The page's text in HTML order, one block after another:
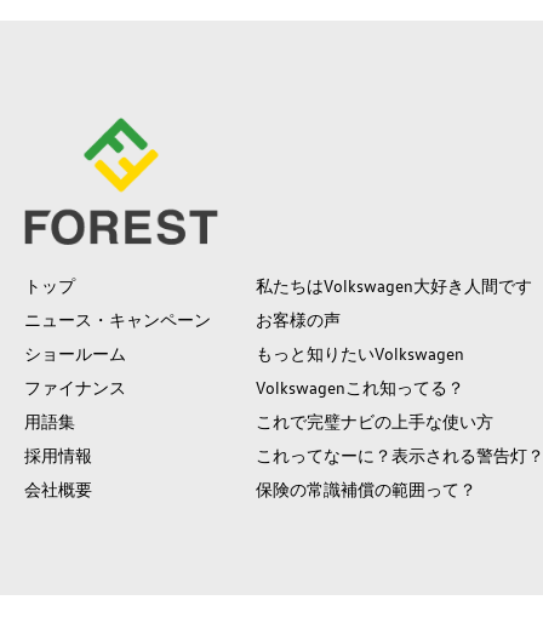
トップ
ニュース・キャンペーン
ショールーム
ファイナンス
用語集
採用情報
会社概要
私たちはVolkswagen大好き人間です
お客様の声
もっと知りたいVolkswagen
Volkswagenこれ知ってる？
これで完璧ナビの上手な使い方
これってなーに？表示される警告灯？
保険の常識補償の範囲って？